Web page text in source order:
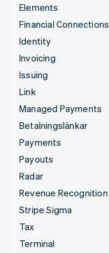
Elements
Financial Connections
Identity
Invoicing
Issuing
Link
Managed Payments
Betalningslänkar
Payments
Payouts
Radar
Revenue Recognition
Stripe Sigma
Tax
Terminal